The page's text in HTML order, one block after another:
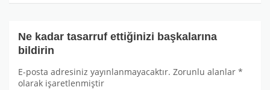
Ne kadar tasarruf ettiğinizi başkalarına
bildirin
E-posta adresiniz yayınlanmayacaktır. Zorunlu alanlar *
olarak işaretlenmiştir